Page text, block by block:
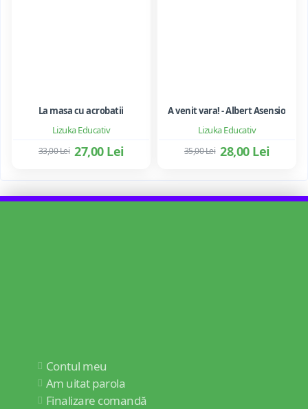
Lizuka Educativ
La masa cu acrobatii
27,00 Lei
33,00 Lei
Lizuka Educativ
A venit vara! - Albert Asensio
28,00 Lei
35,00 Lei
Contul meu
Am uitat parola
Finalizare comandă